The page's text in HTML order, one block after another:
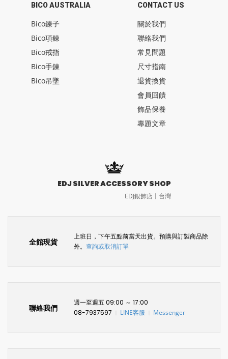
BICO AUSTRALIA
Bico鍊子
Bico項鍊
Bico戒指
Bico手鍊
Bico吊墜
CONTACT US
關於我們
聯絡我們
常見問題
尺寸指南
退貨換貨
會員回饋
飾品保養
專題文章
EDJ SILVER ACCESSORY SHOP
EDJ銀飾店〡台灣
全館現貨
上班日，下午五點前當天出貨。預購與訂製商品除
外。 查詢或取消訂單
聯絡我們
週一至週五 09:00 ～ 17:00
08-7937597
LINE客服 Messenger